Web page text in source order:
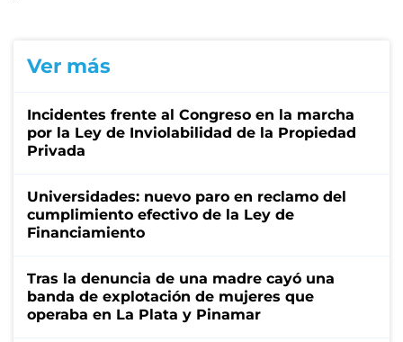
Ver más
Incidentes frente al Congreso en la marcha
por la Ley de Inviolabilidad de la Propiedad
Privada
Universidades: nuevo paro en reclamo del
cumplimiento efectivo de la Ley de
Financiamiento
Tras la denuncia de una madre cayó una
banda de explotación de mujeres que
operaba en La Plata y Pinamar